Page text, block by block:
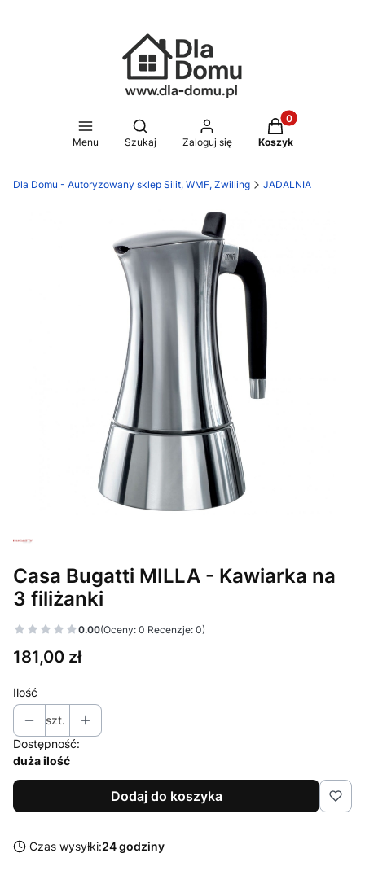
Menu
Otwórz wyszukiwarkę
Szukaj Zaloguj się
Produkty w
Koszyk
Dla Domu - Autoryzowany sklep Silit, WMF, Zwilling JADALNIA
Casa Bugatti MILLA - Kawiarka na
3 filiżanki
0.00(Oceny: 0 Recenzje: 0)
Cena
181,00 zł
Ilość
szt.
Dostępność:
duża ilość
Dodaj do koszyka
Czas wysyłki:24 godziny